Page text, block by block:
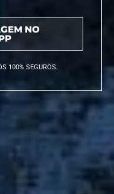
NO
100% SEGUROS.